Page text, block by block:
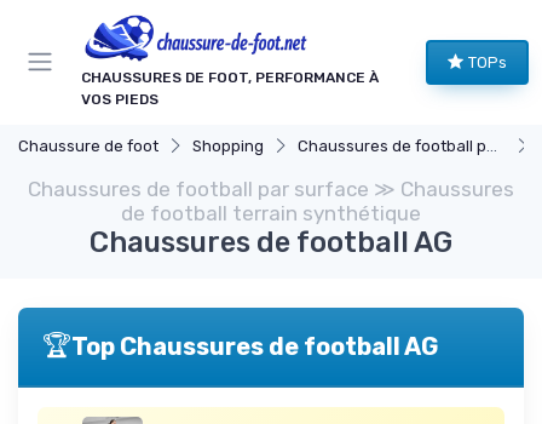
CHAUSSURES DE FOOT, PERFORMANCE À
VOS PIEDS
TOPs
Chaussure de foot Shopping Chaussures de football par surface
Chaussures de football par surface ≫ Chaussures
de football terrain synthétique
Chaussures de football AG
🏆Top Chaussures de football AG
Panneau de gestion des cookies